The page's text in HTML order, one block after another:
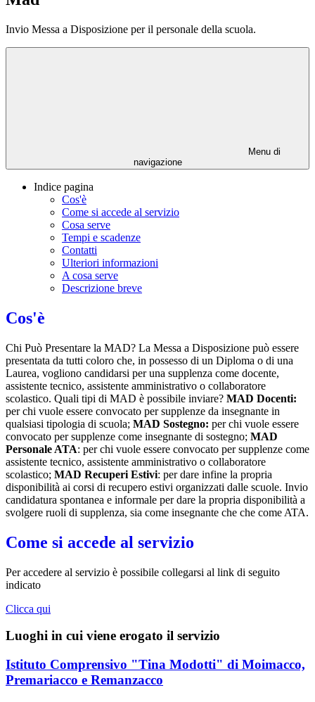
Invio Messa a Disposizione per il personale della scuola.
Menu di
navigazione
Indice pagina
Cos'è
Come si accede al servizio
Cosa serve
Tempi e scadenze
Contatti
Ulteriori informazioni
A cosa serve
Descrizione breve
Cos'è
Chi Può Presentare la MAD? La Messa a Disposizione può essere
presentata da tutti coloro che, in possesso di un Diploma o di una
Laurea, vogliono candidarsi per una supplenza come docente,
assistente tecnico, assistente amministrativo o collaboratore
scolastico. Quali tipi di MAD è possibile inviare? MAD Docenti:
per chi vuole essere convocato per supplenze da insegnante in
qualsiasi tipologia di scuola; MAD Sostegno: per chi vuole essere
convocato per supplenze come insegnante di sostegno; MAD
Personale ATA: per chi vuole essere convocato per supplenze come
assistente tecnico, assistente amministrativo o collaboratore
scolastico; MAD Recuperi Estivi: per dare infine la propria
disponibilità ai corsi di recupero estivi organizzati dalle scuole. Invio
candidatura spontanea e informale per dare la propria disponibilità a
svolgere ruoli di supplenza, sia come insegnante che che come ATA.
Come si accede al servizio
Per accedere al servizio è possibile collegarsi al link di seguito
indicato
Clicca qui
Luoghi in cui viene erogato il servizio
Istituto Comprensivo "Tina Modotti" di Moimacco,
Premariacco e Remanzacco